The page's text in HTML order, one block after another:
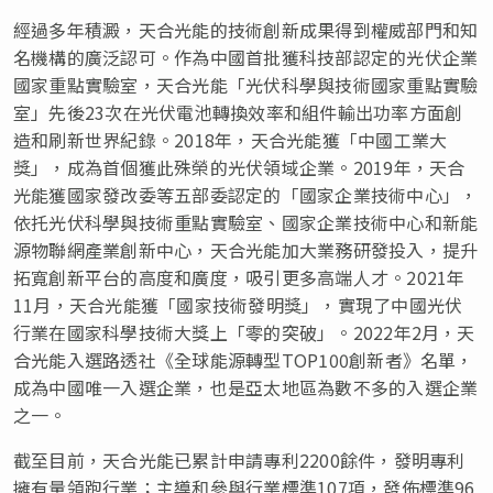
經過多年積澱，天合光能的技術創新成果得到權威部門和知
名機構的廣泛認可。作為中國首批獲科技部認定的光伏企業
國家重點實驗室，天合光能「光伏科學與技術國家重點實驗
室」先後23次在光伏電池轉換效率和組件輸出功率方面創
造和刷新世界紀錄。2018年，天合光能獲「中國工業大
獎」，成為首個獲此殊榮的光伏領域企業。2019年，天合
光能獲國家發改委等五部委認定的「國家企業技術中心」，
依托光伏科學與技術重點實驗室、國家企業技術中心和新能
源物聯網產業創新中心，天合光能加大業務研發投入，提升
拓寬創新平台的高度和廣度，吸引更多高端人才。2021年
11月，天合光能獲「國家技術發明獎」，實現了中國光伏
行業在國家科學技術大獎上「零的突破」。2022年2月，天
合光能入選路透社《全球能源轉型TOP100創新者》名單，
成為中國唯一入選企業，也是亞太地區為數不多的入選企業
之一。
截至目前，天合光能已累計申請專利2200餘件，發明專利
擁有量領跑行業；主導和參與行業標準107項，發佈標準96